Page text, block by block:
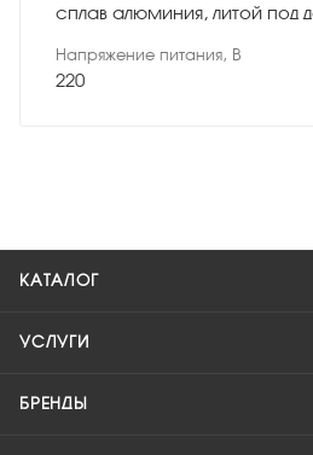
сплав алюминия, литой под
Напряжение питания, В
220
КАТАЛОГ
УСЛУГИ
БРЕНДЫ